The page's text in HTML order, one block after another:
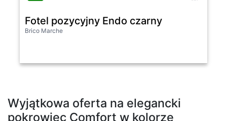
Fotel pozycyjny Endo czarny
Brico Marche
Wyjątkowa oferta na elegancki
pokrowiec Comfort w kolorze